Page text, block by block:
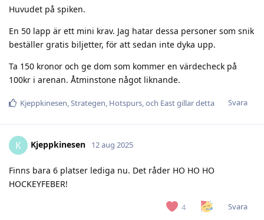
Huvudet på spiken.
En 50 lapp är ett mini krav. Jag hatar dessa personer som snik
beställer gratis biljetter, för att sedan inte dyka upp.
Ta 150 kronor och ge dom som kommer en värdecheck på
100kr i arenan. Åtminstone något liknande.
Svara
Kjeppkinesen,Strategen, Hotspurs, och Eastgillar detta
K Kjeppkinesen 12 aug 2025
Finns bara 6 platser lediga nu. Det råder HO HO HO
HOCKEYFEBER!
4
Svara